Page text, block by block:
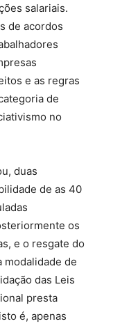
salariais.
de acordos
e as regras
de
no
duas
de as 40
os
e o resgate do
modalidade de
das Leis
presta
é, apenas